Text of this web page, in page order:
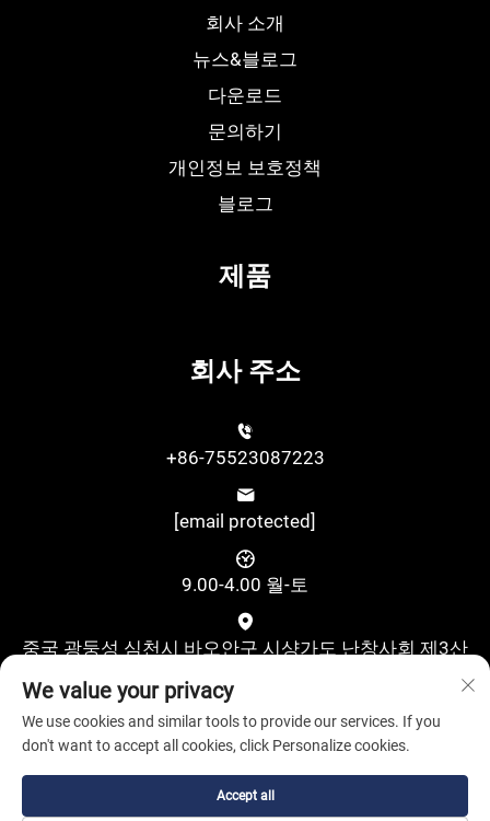
회사 소개
뉴스&블로그
다운로드
문의하기
개인정보 보호정책
블로그
제품
회사 주소
+86-75523087223
[email protected]
9.00-4.00 월-토
중국 광둥성 심천시 바오안구 시샹가도 난창사회 제3산
We value your privacy
We use cookies and similar tools to provide our services. If you
don't want to accept all cookies, click Personalize cookies.
Accept all